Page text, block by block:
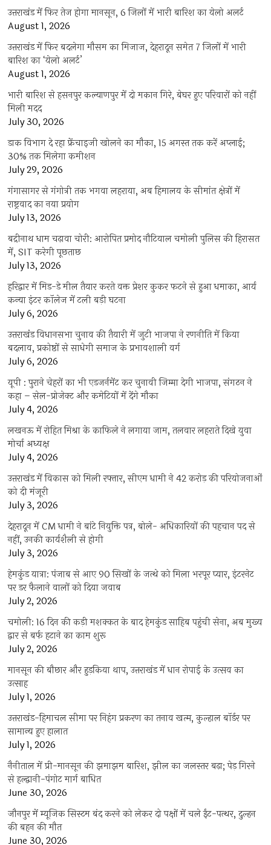
उत्तराखंड में फिर तेज होगा मानसून, 6 जिलों में भारी बारिश का येलो अलर्ट
August 1, 2026
उत्तराखंड में फिर बदलेगा मौसम का मिजाज, देहरादून समेत 7 जिलों में भारी
बारिश का ‘येलो अलर्ट’
August 1, 2026
भारी बारिश से हसनपुर कल्याणपुर में दो मकान गिरे, बेघर हुए परिवारों को नहीं
मिली मदद
July 30, 2026
डाक विभाग दे रहा फ्रेंचाइजी खोलने का मौका, 15 अगस्त तक करें अप्लाई;
30% तक मिलेगा कमीशन
July 29, 2026
गंगासागर से गंगोत्री तक भगवा लहराया, अब हिमालय के सीमांत क्षेत्रों में
राष्ट्रवाद का नया प्रयोग
July 13, 2026
बद्रीनाथ धाम चढ़ावा चोरी: आरोपित प्रमोद नौटियाल चमोली पुलिस की हिरासत
में, SIT करेगी पूछताछ
July 13, 2026
हरिद्वार में मिड-डे मील तैयार करते वक्त प्रेशर कुकर फटने से हुआ धमाका, आर्य
कन्या इंटर कॉलेज में टली बड़ी घटना
July 6, 2026
उत्तराखंंड विधानसभा चुनाव की तैयारी में जुटी भाजपा ने रणनीति में किया
बदलाव, प्रकोष्ठों से साधेगी समाज के प्रभावशाली वर्ग
July 6, 2026
यूपी : पुराने चेहरों का भी एडजर्नमेंट कर चुनावी जिम्मा देगी भाजपा, संगठन ने
कहा – सेल-प्रोजेक्ट और कमेटियों में देंगे मौका
July 4, 2026
लखनऊ में रोहित मिश्रा के काफिले ने लगाया जाम, तलवार लहराते दिखे युवा
मोर्चा अध्यक्ष
July 4, 2026
उत्तराखंड में विकास को मिली रफ्तार, सीएम धामी ने 42 करोड़ की परियोजनाओं
को दी मंजूरी
July 3, 2026
देहरादून में CM धामी ने बांटे नियुक्ति पत्र, बोले- अधिकारियों की पहचान पद से
नहीं, उनकी कार्यशैली से होगी
July 3, 2026
हेमकुंड यात्रा: पंजाब से आए 90 सिखों के जत्थे को मिला भरपूर प्यार, इंटरनेट
पर डर फैलाने वालों को दिया जवाब
July 2, 2026
चमोली: 16 दिन की कड़ी मशक्कत के बाद हेमकुंड साहिब पहुंची सेना, अब मुख्य
द्वार से बर्फ हटाने का काम शुरू
July 2, 2026
मानसून की बौछार और हुड़किया थाप, उत्तराखंड में धान रोपाई के उत्सव का
उत्साह
July 1, 2026
उत्तराखंड-हिमाचल सीमा पर निहंग प्रकरण का तनाव खत्म, कुल्हाल बॉर्डर पर
सामान्य हुए हालात
July 1, 2026
नैनीताल में प्री-मानसून की झमाझम बारिश, झील का जलस्तर बढ़ा; पेड़ गिरने
से हल्द्वानी-पंगोट मार्ग बाधित
June 30, 2026
जौनपुर में म्यूजिक सिस्टम बंद करने को लेकर दो पक्षों में चले ईंट-पत्थर, दुल्हन
की बहन की मौत
June 30, 2026